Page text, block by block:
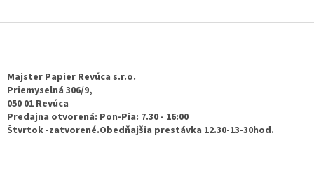
Majster Papier Revúca s.r.o.
Priemyselná 306/9,
050 01 Revúca
Predajna otvorená: Pon-Pia: 7.30 - 16:00
Štvrtok -zatvorené.Obedňajšia prestávka 12.30-13-30hod.